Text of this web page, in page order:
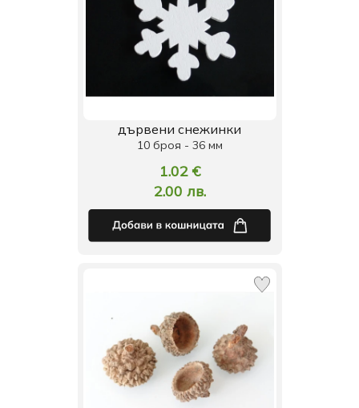
дървени снежинки
10 броя - 36 мм
1.02 €
2.00 лв.